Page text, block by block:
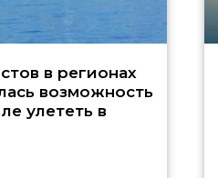
в регионах
возможность
улететь в